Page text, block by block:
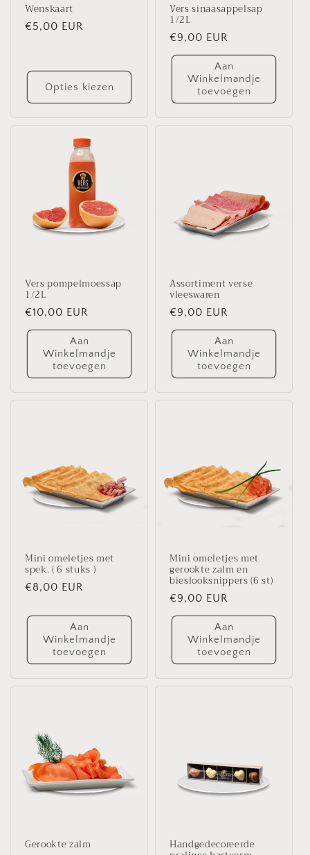
Wenskaart
Normale
€5,00 EUR
Opties kiezen
Vers sinaasappelsap
1/2L
Normale
prijs
€9,00 EUR
Aan
Winkelmandje
toevoegen
Vers pompelmoessap
1/2L
Normale
prijs
€10,00 EUR
Aan
Winkelmandje
toevoegen
Assortiment verse
vleeswaren
Normale
prijs
€9,00 EUR
Aan
Winkelmandje
toevoegen
Mini omeletjes met
spek. ( 6 stuks )
Normale
€8,00 EUR
Aan
Winkelmandje
toevoegen
Mini omeletjes met
gerookte zalm en
bieslooksnippers (6 st)
Normale
prijs
€9,00 EUR
Aan
Winkelmandje
toevoegen
Gerookte zalm Handgedecoreerde